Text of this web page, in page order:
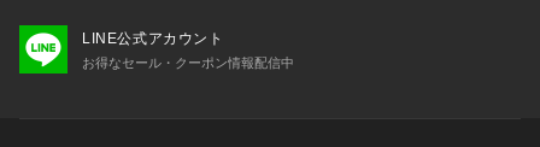
LINE公式アカウント
お得なセール・クーポン情報配信中